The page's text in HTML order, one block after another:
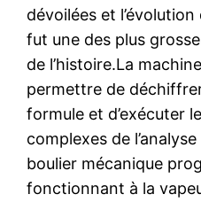
dévoilées et
fut une des plus
de l’histoire.La
permettre de
formule et d’exécuter
complexes de
boulier mécanique
fonctionnant à la